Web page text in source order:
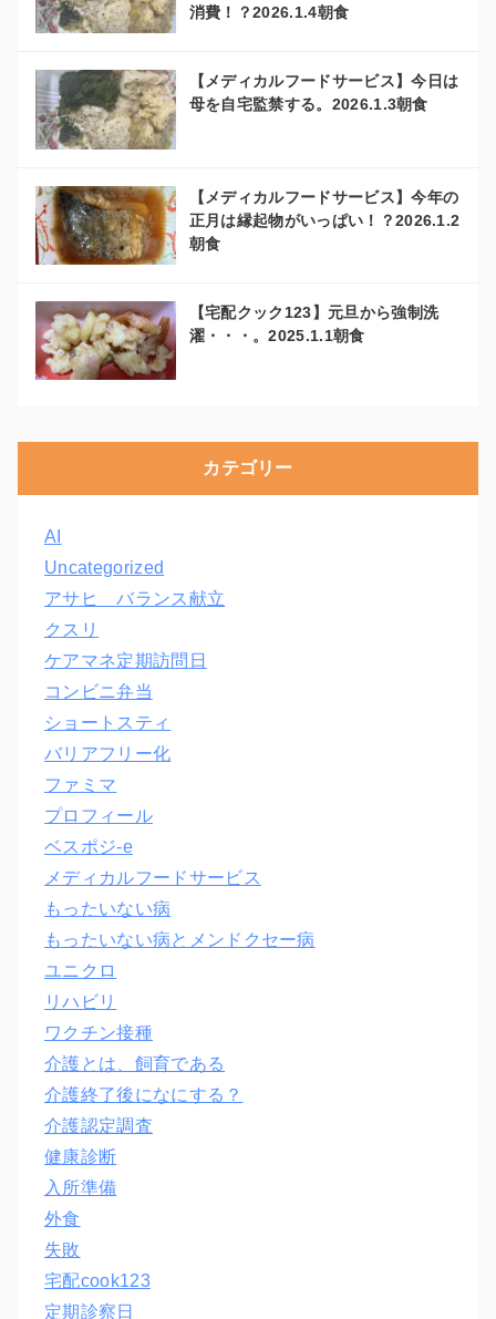
消費！？2026.1.4朝食
【メディカルフードサービス】今日は
母を自宅監禁する。2026.1.3朝食
【メディカルフードサービス】今年の
正月は縁起物がいっぱい！？2026.1.2
朝食
【宅配クック123】元旦から強制洗
濯・・・。2025.1.1朝食
カテゴリー
AI
Uncategorized
アサヒ バランス献立
クスリ
ケアマネ定期訪問日
コンビニ弁当
ショートスティ
バリアフリー化
ファミマ
プロフィール
ベスポジ-e
メディカルフードサービス
もったいない病
もったいない病とメンドクセー病
ユニクロ
リハビリ
ワクチン接種
介護とは、飼育である
介護終了後になにする？
介護認定調査
健康診断
入所準備
外食
失敗
宅配cook123
定期診察日